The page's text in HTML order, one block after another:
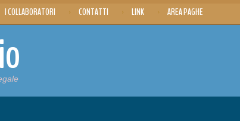
I COLLABORATORI CONTATTI LINK AREA PAGHE